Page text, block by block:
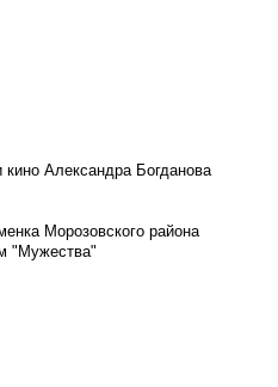
кино Александра Богданова
Морозовского района
"Мужества"